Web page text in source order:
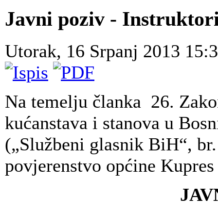
Javni poziv -
Utorak, 16 Srpanj 2013
Na temelju članka 26.
kućanstava i stanova u
(„Službeni glasnik BiH“,
povjerenstvo općine